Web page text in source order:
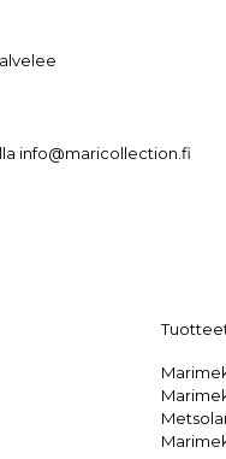
info@maricollection.fi